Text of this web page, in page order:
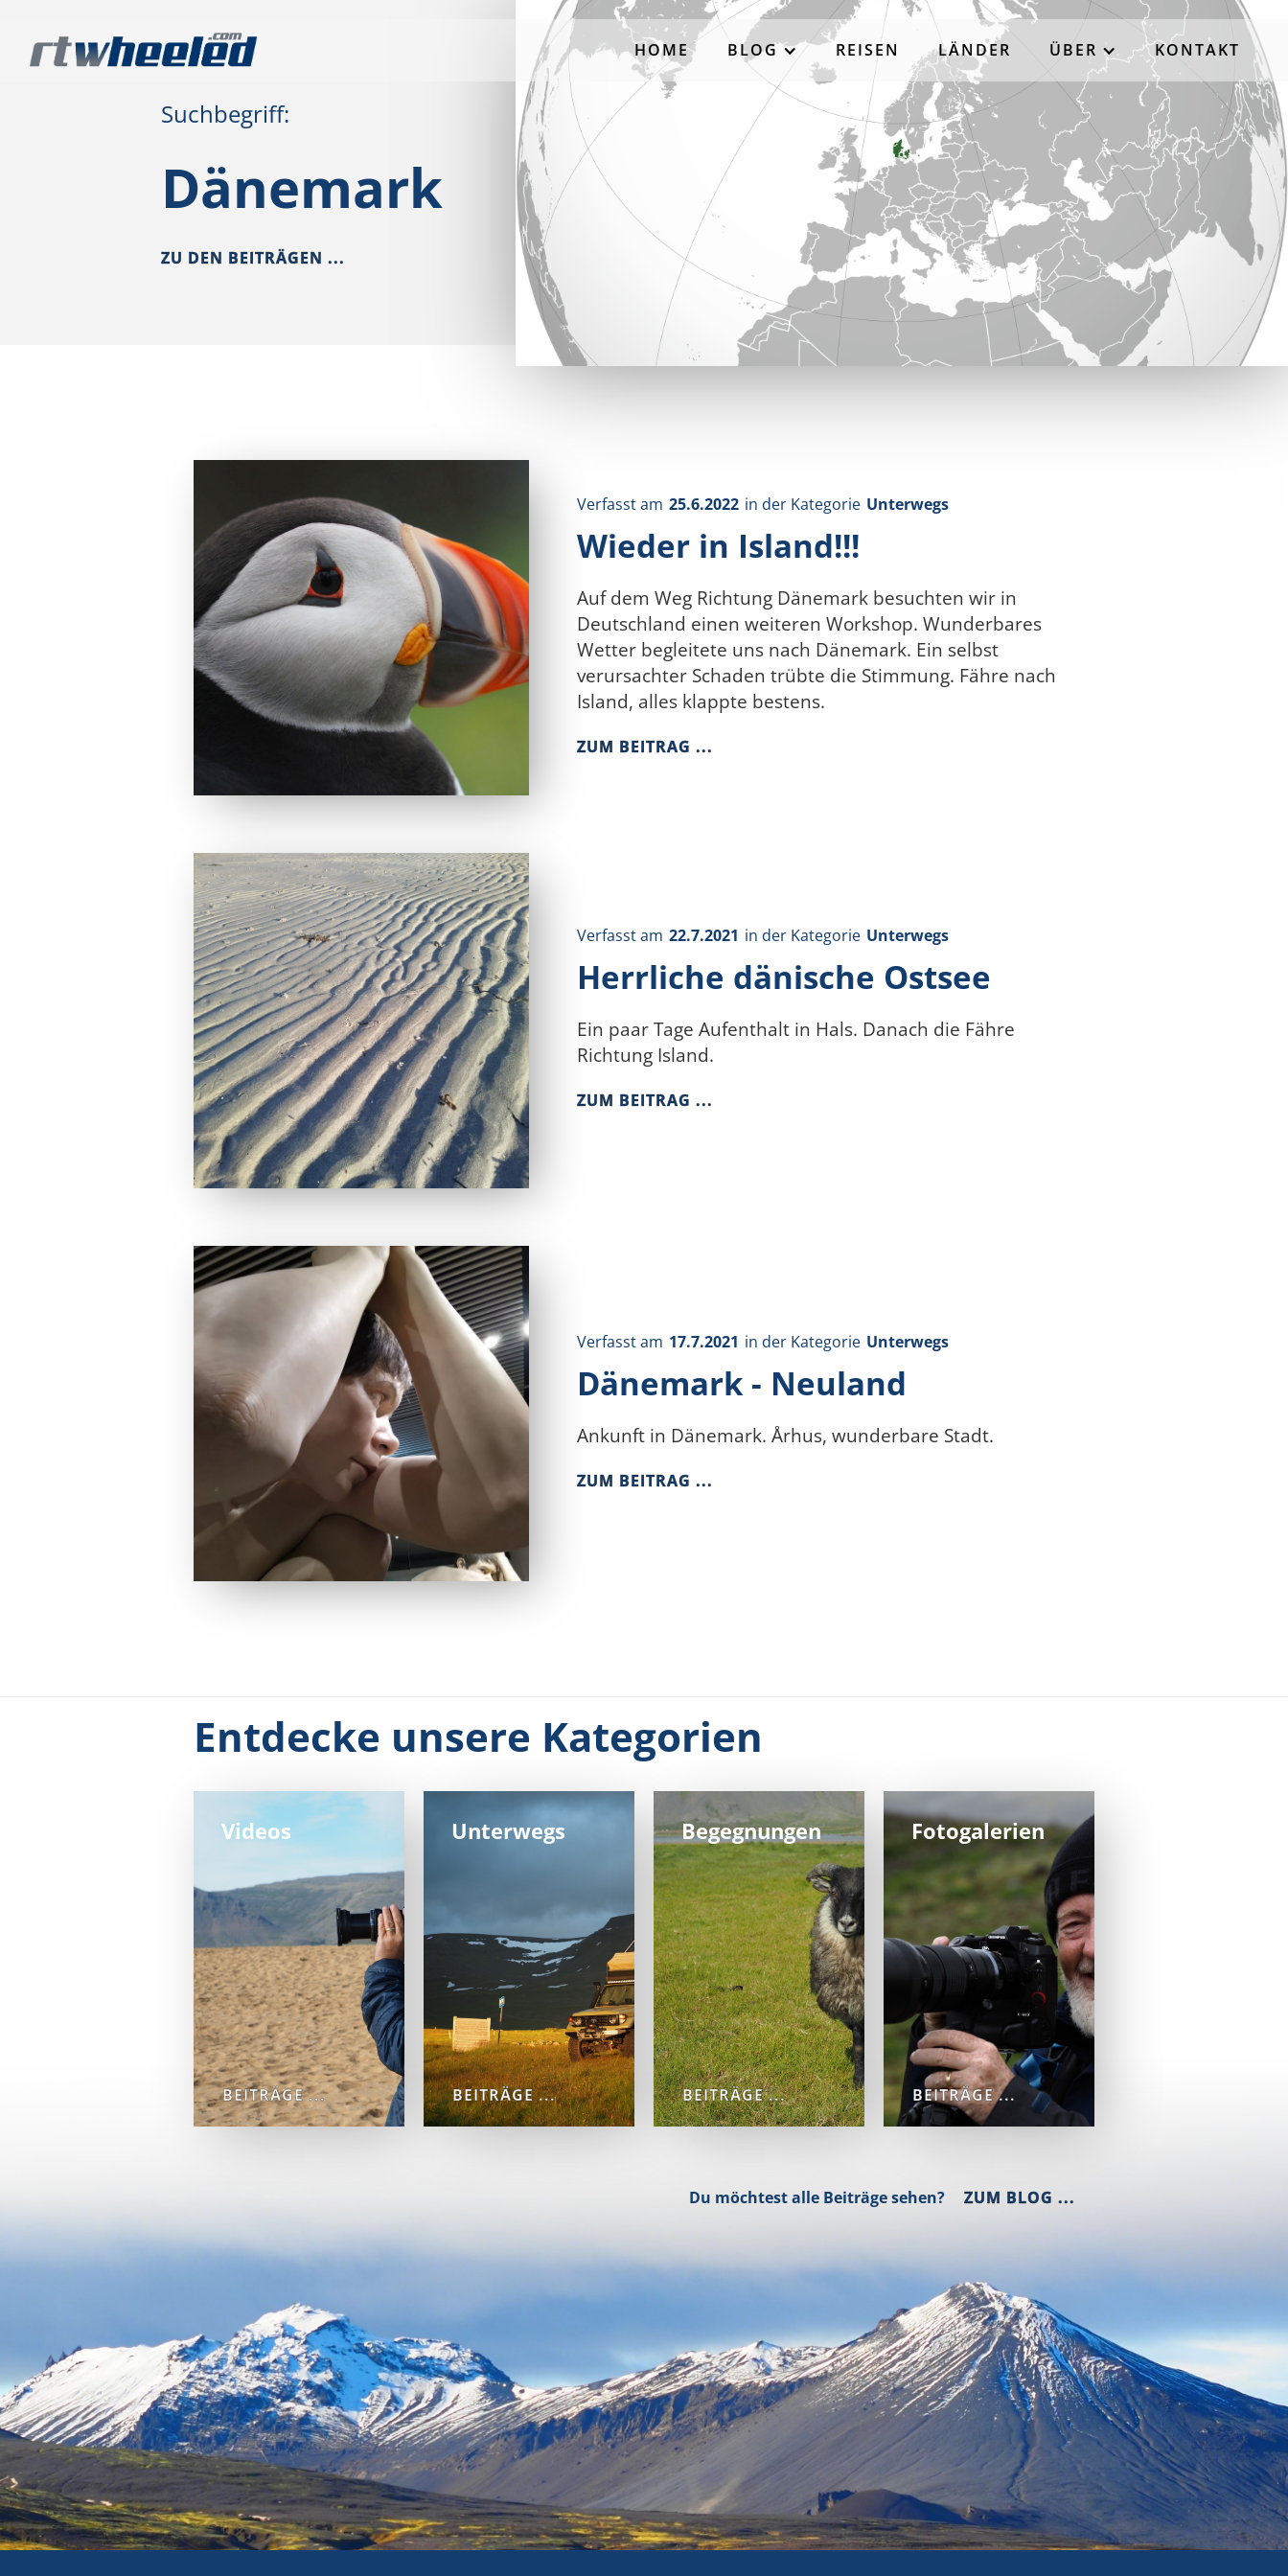
HOME BLOG REISEN LÄNDER ÜBER KONTAKT
Suchbegriff:
Dänemark
ZU DEN BEITRÄGEN ...
Verfasst am 25.6.2022 in der Kategorie Unterwegs
Wieder in Island!!!
Auf dem Weg Richtung Dänemark besuchten wir in
Deutschland einen weiteren Workshop. Wunderbares
Wetter begleitete uns nach Dänemark. Ein selbst
verursachter Schaden trübte die Stimmung. Fähre nach
Island, alles klappte bestens.
ZUM BEITRAG ...
Verfasst am 22.7.2021 in der Kategorie Unterwegs
Herrliche dänische Ostsee
Ein paar Tage Aufenthalt in Hals. Danach die Fähre
Richtung Island.
ZUM BEITRAG ...
Verfasst am 17.7.2021 in der Kategorie Unterwegs
Dänemark - Neuland
Ankunft in Dänemark. Århus, wunderbare Stadt.
ZUM BEITRAG ...
Entdecke unsere Kategorien
Videos
BEITRÄGE ...
Unterwegs
BEITRÄGE ...
Begegnungen
BEITRÄGE ...
Fotogalerien
BEITRÄGE ...
Du möchtest alle Beiträge sehen? ZUM BLOG ...